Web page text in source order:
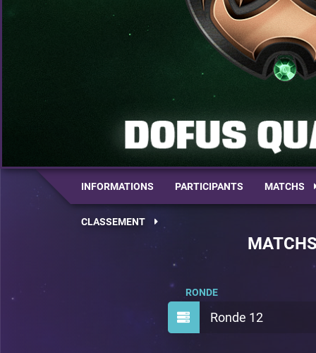
INFORMATIONS PARTICIPANTS MATCHS
CLASSEMENT
Ronde 12
RONDE